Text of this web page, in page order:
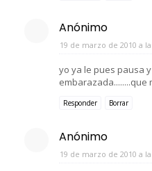
Anónimo
19 de marzo de 2010 a
yo ya le pues pausa
Responder Borrar
Anónimo
19 de marzo de 2010 a